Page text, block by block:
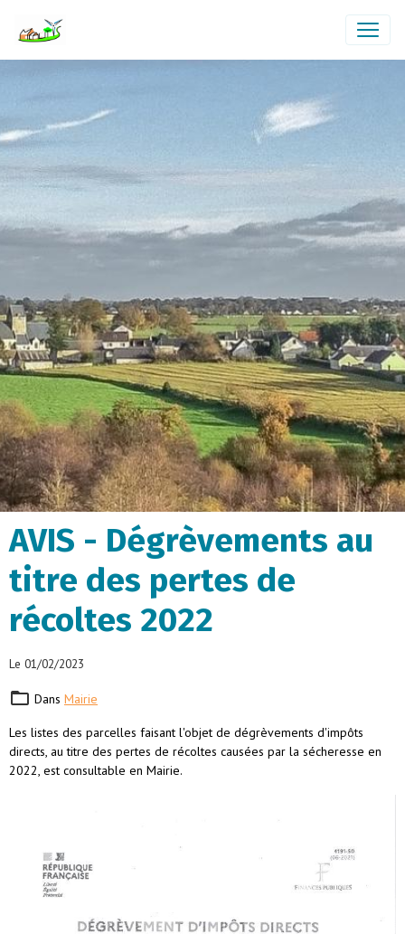
AVIS - Dégrèvements au
titre des pertes de
récoltes 2022
Le 01/02/2023
Dans Mairie
Les listes des parcelles faisant l'objet de dégrèvements d'impôts
directs, au titre des pertes de récoltes causées par la sécheresse en
2022, est consultable en Mairie.